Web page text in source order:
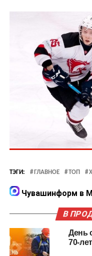
ТЭГИ: ГЛАВНОЕ ТОП
Чувашинформ в
В
День
70-